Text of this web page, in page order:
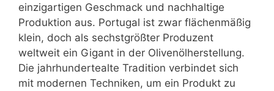
einzigartigen Geschmack und nachhaltige
Produktion aus. Portugal ist zwar flächenmäßig
klein, doch als sechstgrößter Produzent
weltweit ein Gigant in der Olivenölherstellung.
Die jahrhundertealte Tradition verbindet sich
mit modernen Techniken, um ein Produkt zu